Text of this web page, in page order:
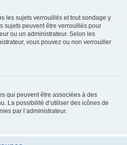
les sujets verrouillés et tout sondage y
sujets peuvent être verrouillés pour
ou un administrateur. Selon les
vous pouvez ou non verrouiller
qui peuvent être associées à des
La possibilité d’utiliser des icônes de
par l’administrateur.